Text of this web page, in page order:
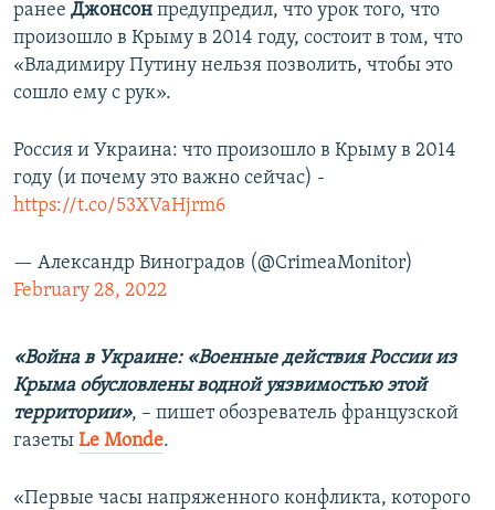
ранее Джонсон предупредил, что урок того, что
произошло в Крыму в 2014 году, состоит в том, что
«Владимиру Путину нельзя позволить, чтобы это
сошло ему с рук».
Россия и Украина: что произошло в Крыму в 2014
году (и почему это важно сейчас) -
https://t.co/53XVaHjrm6
— Александр Виноградов (@CrimeaMonitor)
February 28, 2022
«Война в Украине: «Военные действия России из
Крыма обусловлены водной уязвимостью этой
территории», – пишет обозреватель французской
газеты Le Monde.
«Первые часы напряженного конфликта, которого